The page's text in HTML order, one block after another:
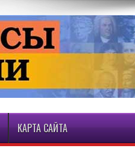
КАРТА САЙТА